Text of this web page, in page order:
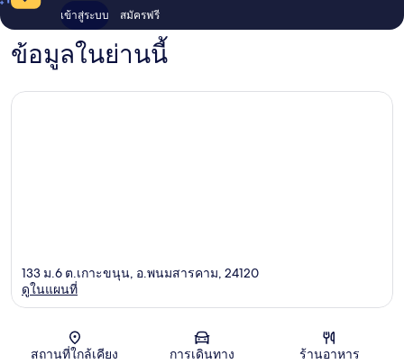
เข้าสู่ระบบ สมัครฟรี
ข้อมูลในย่านนี้
แผนที่
133 ม.6 ต.เกาะขนุน, อ.พนมสารคาม, 24120
ดูในแผนที่
สถานที่ใกล้เคียง การเดินทาง ร้านอาหาร